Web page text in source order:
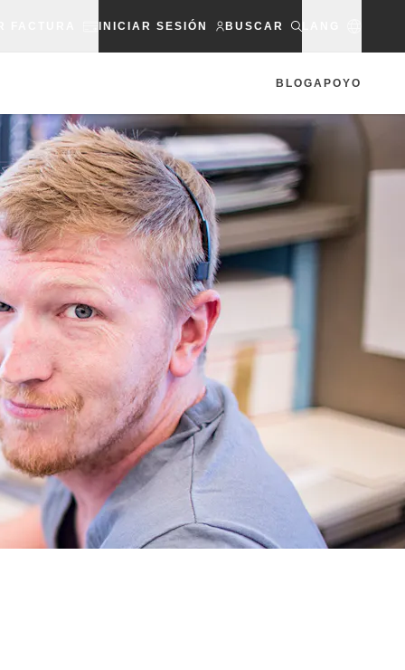
INICIAR SESIÓN BUSCAR
BLOGAPOYO